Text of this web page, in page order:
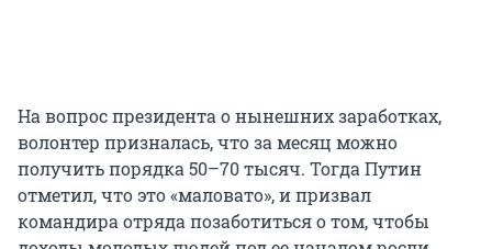
На вопрос президента о нынешних заработках,
волонтер призналась, что за месяц можно
получить порядка 50–70 тысяч. Тогда Путин
отметил, что это «маловато», и призвал
командира отряда позаботиться о том, чтобы